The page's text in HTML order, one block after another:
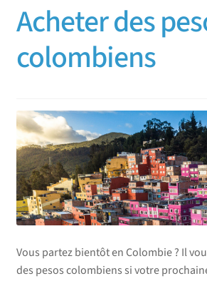
Acheter des
colombiens
Vous partez bientôt en Colombie ? Il
des pesos colombiens si votre